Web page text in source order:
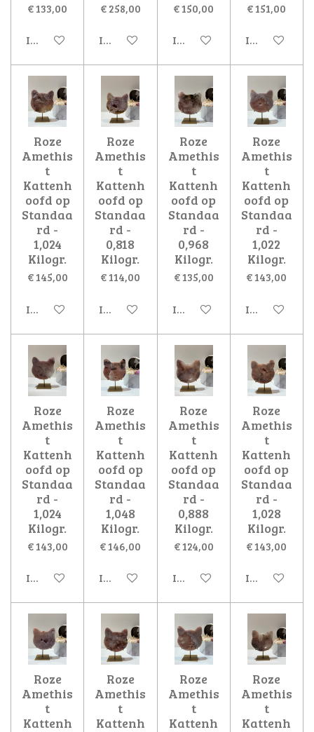
€ 133,00
In winkelwagen
€ 258,00
In winkelwagen
€ 150,00
In winkelwagen
€ 151,00
In
Roze
Amethis
t
Kattenh
oofd op
Standaa
rd -
1,024
Kilogr.
€ 145,00
In winkelwagen
Roze
Amethis
t
Kattenh
oofd op
Standaa
rd -
0,818
Kilogr.
€ 114,00
In winkelwagen
Roze
Amethis
t
Kattenh
oofd op
Standaa
rd -
0,968
Kilogr.
€ 135,00
In winkelwagen
Roze
Amethis
t
Kattenh
oofd op
Standaa
rd -
1,022
Kilogr.
€ 143,00
In
Roze
Amethis
t
Kattenh
oofd op
Standaa
rd -
1,024
Kilogr.
€ 143,00
In winkelwagen
Roze
Amethis
t
Kattenh
oofd op
Standaa
rd -
1,048
Kilogr.
€ 146,00
In winkelwagen
Roze
Amethis
t
Kattenh
oofd op
Standaa
rd -
0,888
Kilogr.
€ 124,00
In winkelwagen
Roze
Amethis
t
Kattenh
oofd op
Standaa
rd -
1,028
Kilogr.
€ 143,00
In
Roze
Amethis
t
Kattenh
Roze
Amethis
t
Kattenh
Roze
Amethis
t
Kattenh
Roze
Amethis
t
Kattenh